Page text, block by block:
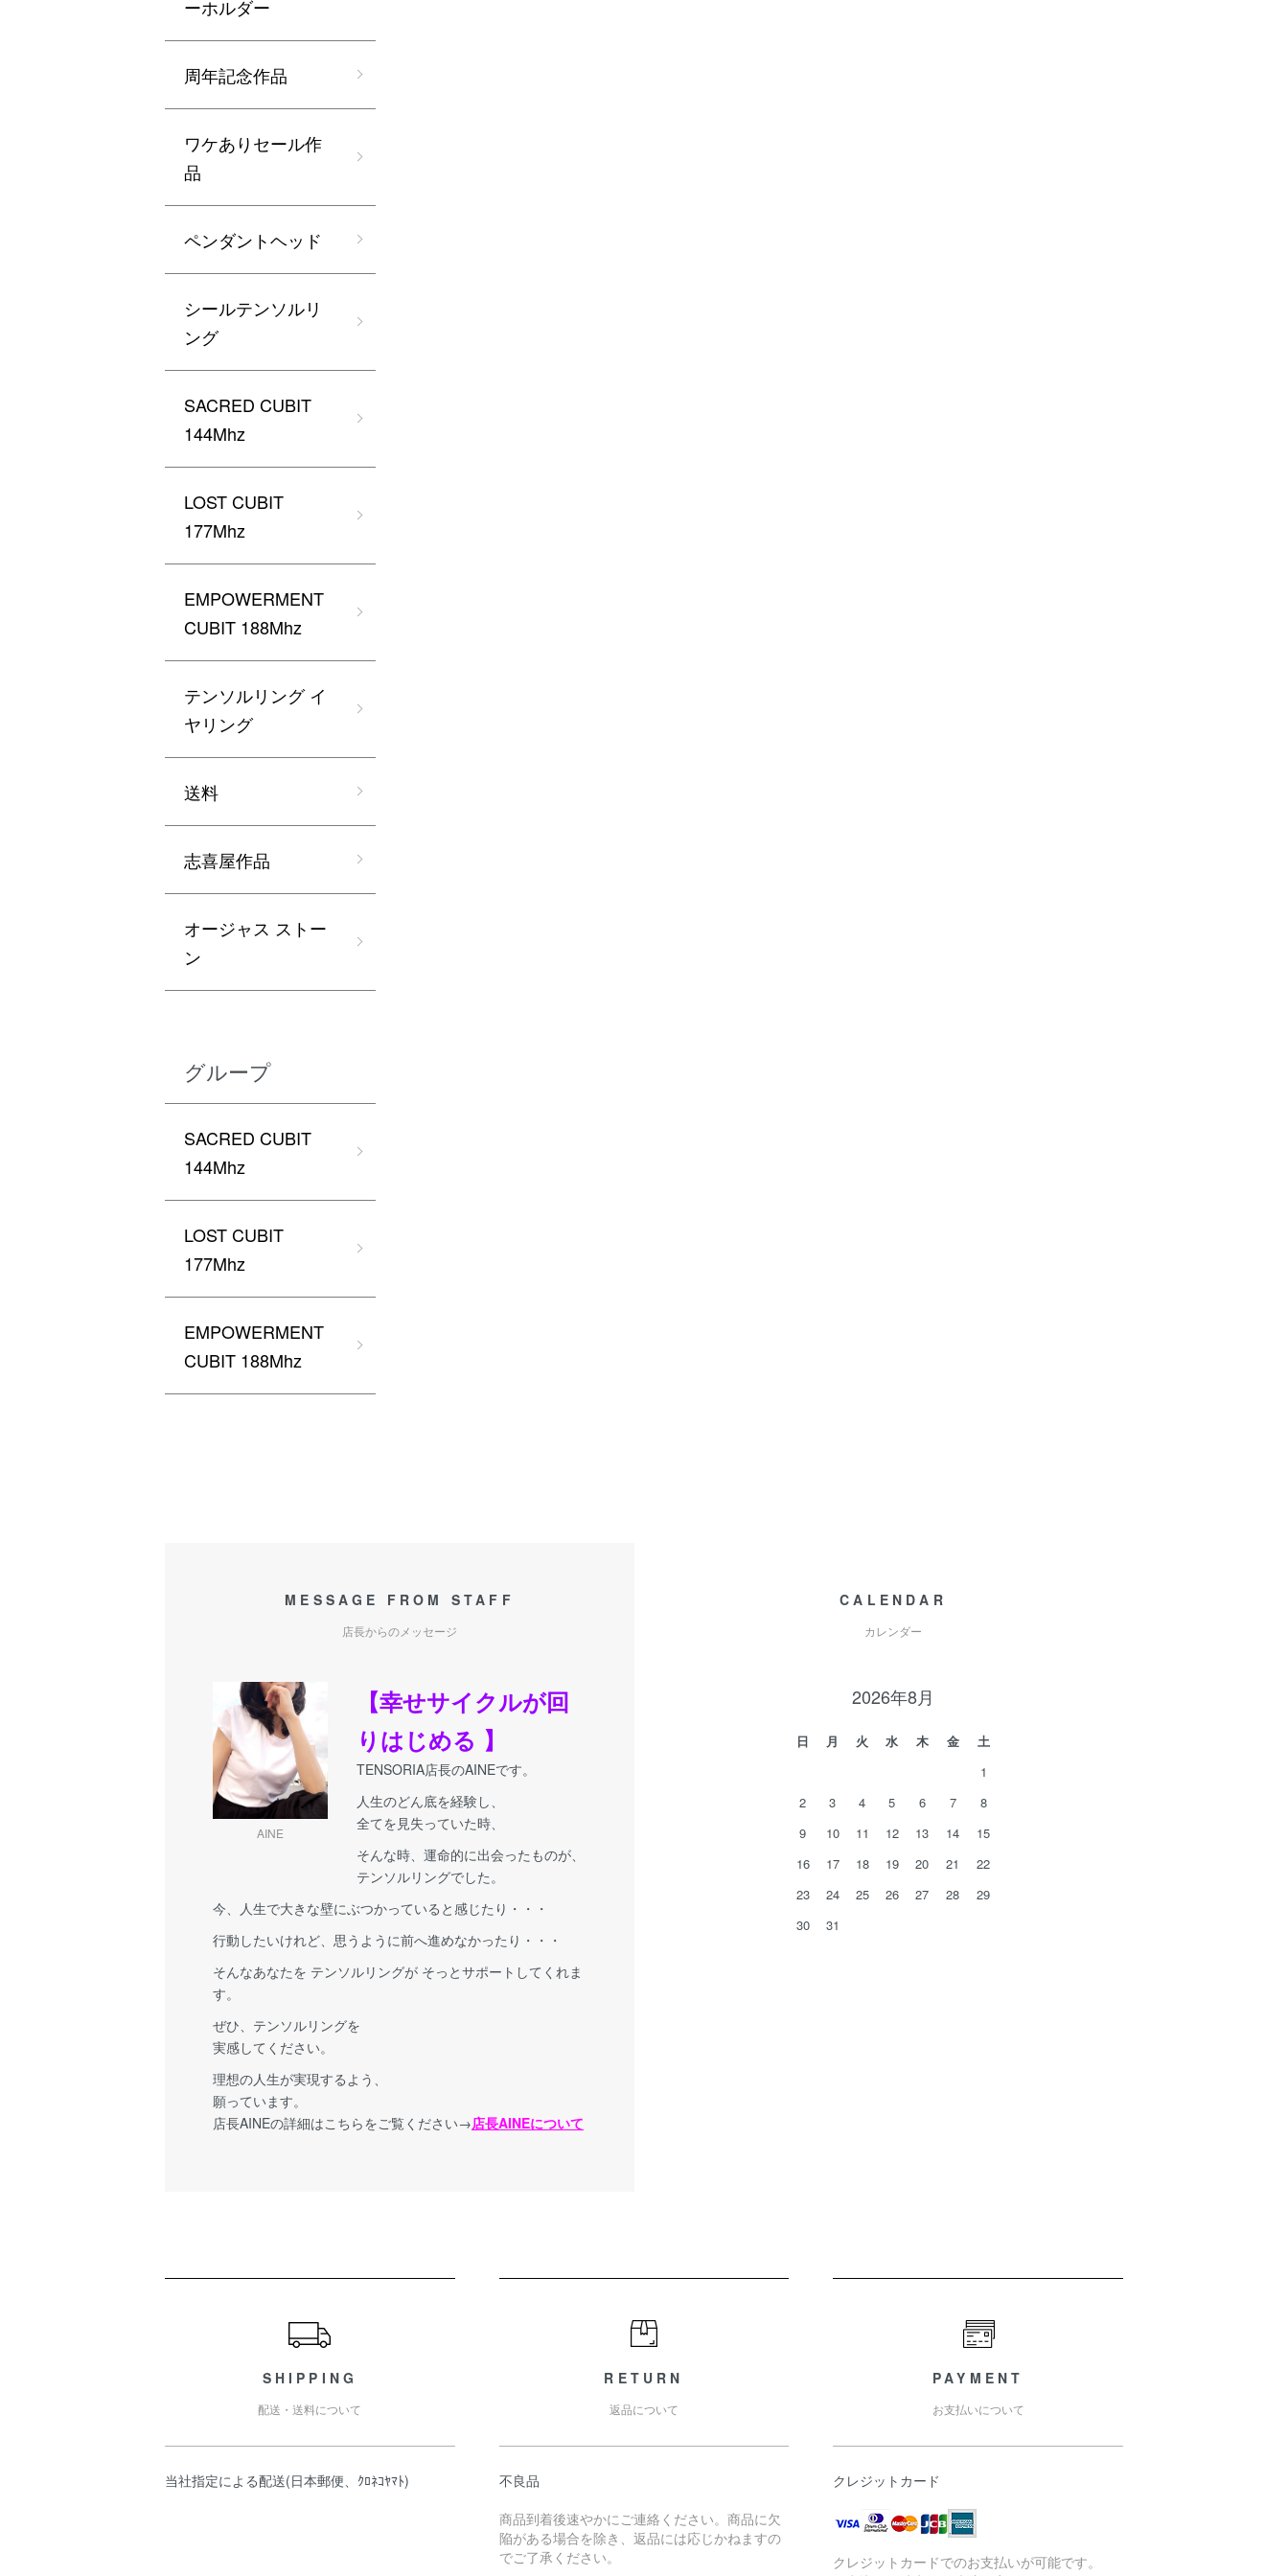
ーホルダー
周年記念作品
ワケありセール作
品
ペンダントヘッド
シールテンソルリ
ング
SACRED CUBIT
144Mhz
LOST CUBIT
177Mhz
EMPOWERMENT
CUBIT 188Mhz
テンソルリング イ
ヤリング
送料
志喜屋作品
オージャス ストー
ン
グループ
SACRED CUBIT
144Mhz
LOST CUBIT
177Mhz
EMPOWERMENT
CUBIT 188Mhz
MESSAGE FROM STAFF
店長からのメッセージ
AINE
【幸せサイクルが回
りはじめる 】
TENSORIA店長のAINEです。
人生のどん底を経験し、
全てを見失っていた時、
そんな時、運命的に出会ったものが、
テンソルリングでした。
今、人生で大きな壁にぶつかっていると感じたり・・・
行動したいけれど、思うように前へ進めなかったり・・・
そんなあなたを テンソルリングが そっとサポートしてくれま
す。
ぜひ、テンソルリングを
実感してください。
理想の人生が実現するよう、
願っています。
店長AINEの詳細はこちらをご覧ください→店長AINEについて
CALENDAR
カレンダー
2026年8月
日 月 火 水 木 金
土
1
2
3 4 5 6 7
8
9
10 11 12 13 14
15
16
17 18 19 20 21
22
23
24 25 26 27 28
29
30
31
SHIPPING
配送・送料について
当社指定による配送(日本郵便、ｸﾛﾈｺﾔﾏﾄ)
RETURN
返品について
不良品
商品到着後速やかにご連絡ください。商品に欠
陥がある場合を除き、返品には応じかねますの
でご了承ください。
PAYMENT
お支払いについて
クレジットカード
クレジットカードでのお支払いが可能です。